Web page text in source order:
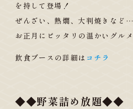
を持して登場！
ぜんざい、熱燗、大判焼きなど…
お正月にピッタリの温かいグルメ
飲食ブースの詳細は コチラ
◆◆野菜詰め放題◆◆